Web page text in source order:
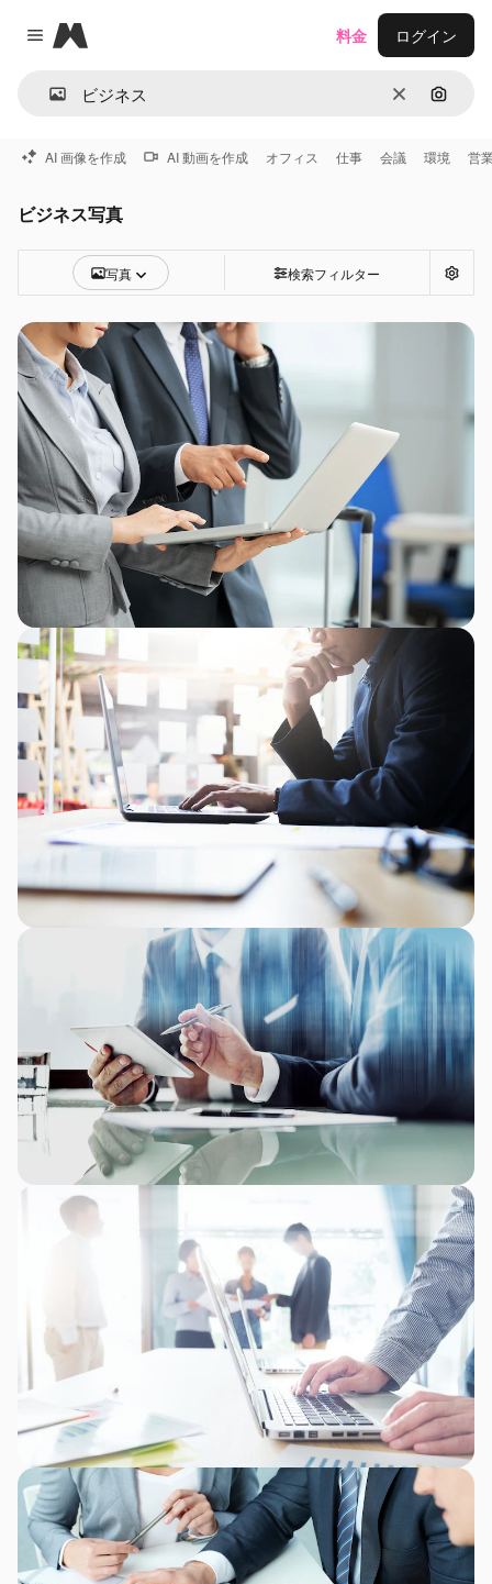
Close menu
Magnific
消去 画像で
料金 ログイン
AI 画像を作成 AI 動画を作成 オフィス 仕事 会議 環境 営
ビジネス写真
写真 検索フィルター